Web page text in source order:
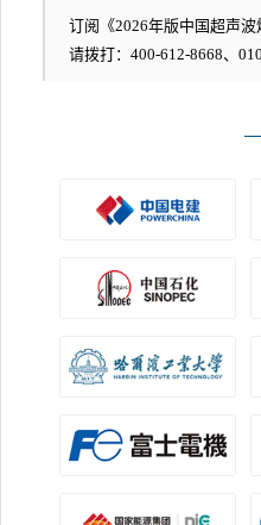
订阅《2026年版中国超声
请拨打：400-612-8668、